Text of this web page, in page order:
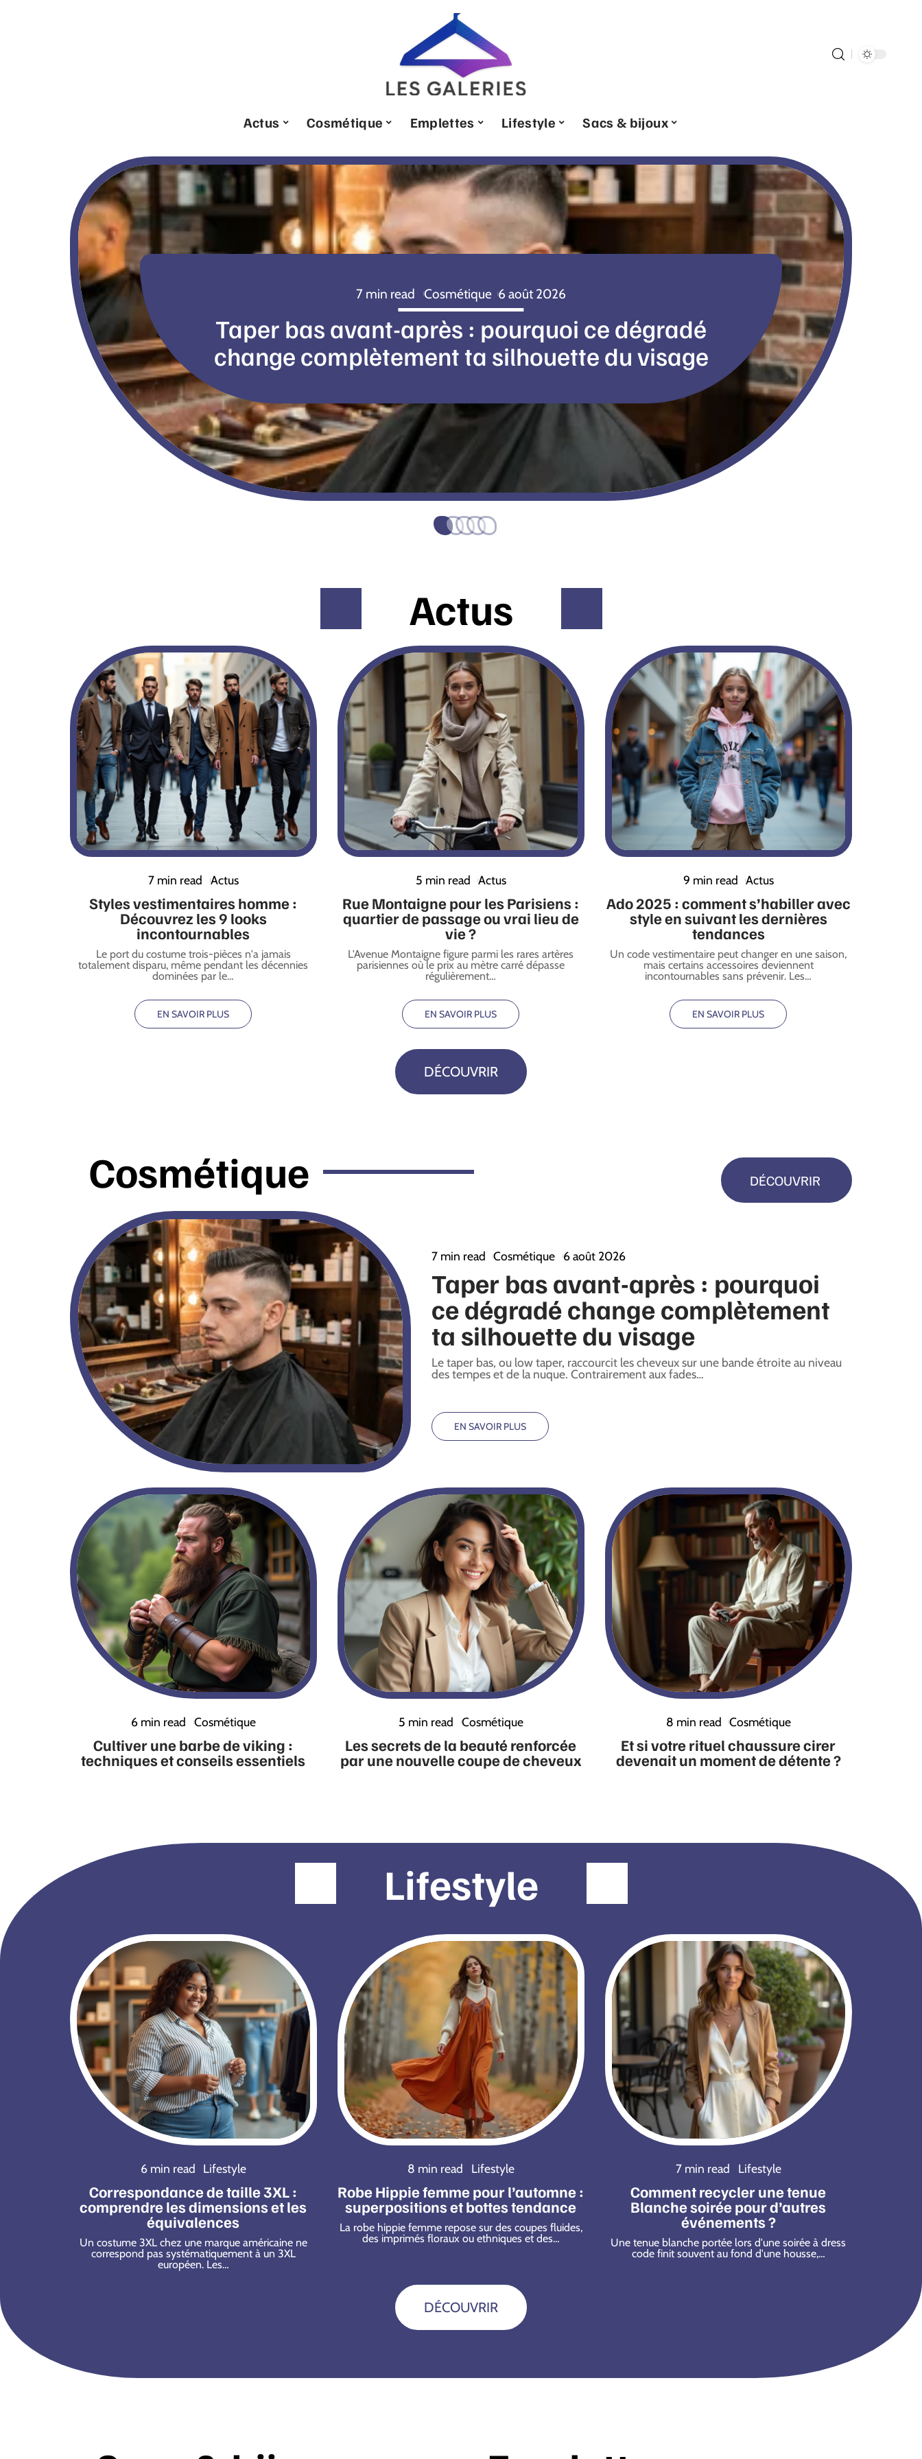
Actus Cosmétique Emplettes Lifestyle Sacs & bijoux
7 min read Cosmétique 6 août 2026
Taper bas avant-après : pourquoi ce dégradé
change complètement ta silhouette du visage
Actus
7 min read Actus
Styles vestimentaires homme :
Découvrez les 9 looks
incontournables
Le port du costume trois-pièces n'a jamais
totalement disparu, même pendant les décennies
dominées par le…
EN SAVOIR PLUS
5 min read Actus
Rue Montaigne pour les Parisiens :
quartier de passage ou vrai lieu de
vie ?
L'Avenue Montaigne figure parmi les rares artères
parisiennes où le prix au mètre carré dépasse
régulièrement…
EN SAVOIR PLUS
9 min read Actus
Ado 2025 : comment s’habiller avec
style en suivant les dernières
tendances
Un code vestimentaire peut changer en une saison,
mais certains accessoires deviennent
incontournables sans prévenir. Les…
EN SAVOIR PLUS
DÉCOUVRIR
Cosmétique DÉCOUVRIR
7 min read Cosmétique 6 août 2026
Taper bas avant-après : pourquoi
ce dégradé change complètement
ta silhouette du visage
Le taper bas, ou low taper, raccourcit les cheveux sur une bande étroite au niveau
des tempes et de la nuque. Contrairement aux fades…
EN SAVOIR PLUS
6 min read Cosmétique
Cultiver une barbe de viking :
techniques et conseils essentiels
5 min read Cosmétique
Les secrets de la beauté renforcée
par une nouvelle coupe de cheveux
8 min read Cosmétique
Et si votre rituel chaussure cirer
devenait un moment de détente ?
Lifestyle
6 min read Lifestyle
Correspondance de taille 3XL :
comprendre les dimensions et les
équivalences
Un costume 3XL chez une marque américaine ne
correspond pas systématiquement à un 3XL
européen. Les…
8 min read Lifestyle
Robe Hippie femme pour l’automne :
superpositions et bottes tendance
La robe hippie femme repose sur des coupes fluides,
des imprimés floraux ou ethniques et des…
7 min read Lifestyle
Comment recycler une tenue
Blanche soirée pour d’autres
événements ?
Une tenue blanche portée lors d'une soirée à dress
code finit souvent au fond d'une housse,…
DÉCOUVRIR